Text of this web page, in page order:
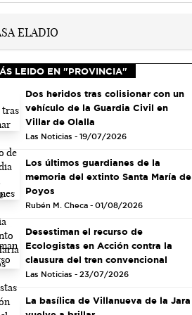
LEIDO EN "PROVINCIA"
Dos heridos tras colisionar con un
vehículo de la Guardia Civil en
Villar de Olalla
Las Noticias - 19/07/2026
Los últimos guardianes de la
memoria del extinto Santa María de
Poyos
Rubén M. Checa - 01/08/2026
Desestiman el recurso de
Ecologistas en Acción contra la
clausura del tren convencional
Las Noticias - 23/07/2026
La basílica de Villanueva de la Jara